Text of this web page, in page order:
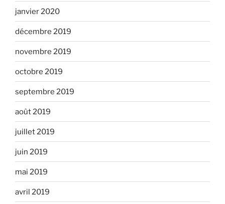
janvier 2020
décembre 2019
novembre 2019
octobre 2019
septembre 2019
août 2019
juillet 2019
juin 2019
mai 2019
avril 2019